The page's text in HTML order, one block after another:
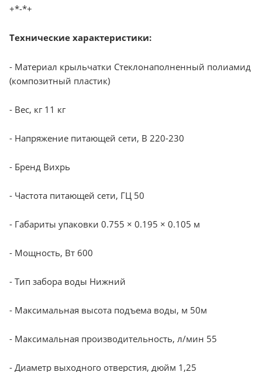
+*-*+
Технические характеристики:
- Материал крыльчатки Стеклонаполненный полиамид
(композитный пластик)
- Вес, кг 11 кг
- Напряжение питающей сети, В 220-230
- Бренд Вихрь
- Частота питающей сети, ГЦ 50
- Габариты упаковки 0.755 × 0.195 × 0.105 м
- Мощность, Вт 600
- Тип забора воды Нижний
- Максимальная высота подъема воды, м 50м
- Максимальная производительность, л/мин 55
- Диаметр выходного отверстия, дюйм 1,25